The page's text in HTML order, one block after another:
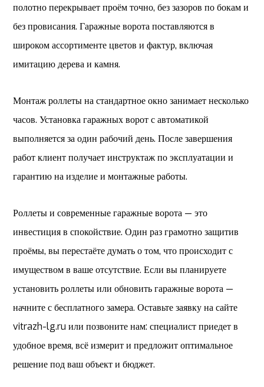
полотно перекрывает проём точно, без зазоров по бокам и
без провисания. Гаражные ворота поставляются в
широком ассортименте цветов и фактур, включая
имитацию дерева и камня.
Монтаж роллеты на стандартное окно занимает несколько
часов. Установка гаражных ворот с автоматикой
выполняется за один рабочий день. После завершения
работ клиент получает инструктаж по эксплуатации и
гарантию на изделие и монтажные работы.
Роллеты и современные гаражные ворота — это
инвестиция в спокойствие. Один раз грамотно защитив
проёмы, вы перестаёте думать о том, что происходит с
имуществом в ваше отсутствие. Если вы планируете
установить роллеты или обновить гаражные ворота —
начните с бесплатного замера. Оставьте заявку на сайте
vitrazh-lg.ru или позвоните нам: специалист приедет в
удобное время, всё измерит и предложит оптимальное
решение под ваш объект и бюджет.